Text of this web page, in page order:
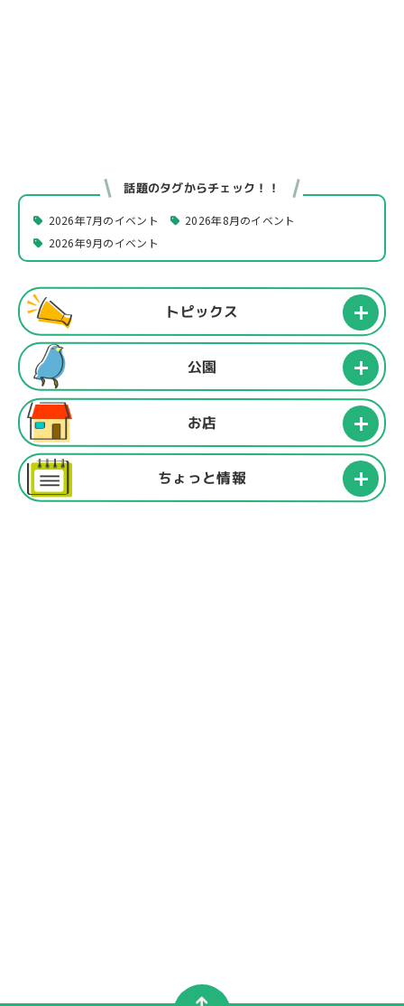
話題のタグからチェック！！
2026年7月のイベント
2026年8月のイベント
2026年9月のイベント
トピックス
公園
お店
ちょっと情報